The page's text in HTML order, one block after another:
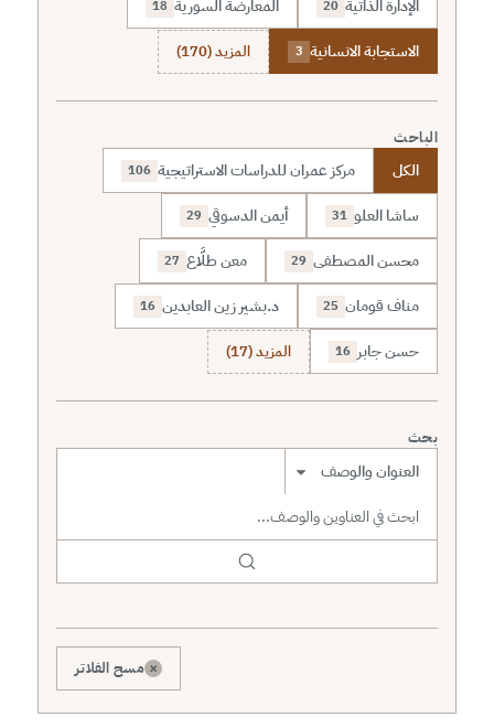
الإدارة الذاتية 20 المعارضة السورية 18
الاستجابة الانسانية 3 المزيد (170)
الباحث
الكل مركز عمران للدراسات الاستراتيجية 106
ساشا العلو 31 أيمن الدسوقي 29
محسن المصطفى 29 معن طلَّاع 27
مناف قومان 25 د.بشير زين العابدين 16
حسن جابر 16 المزيد (17)
بحث
نطاق البحث
× مسح الفلاتر